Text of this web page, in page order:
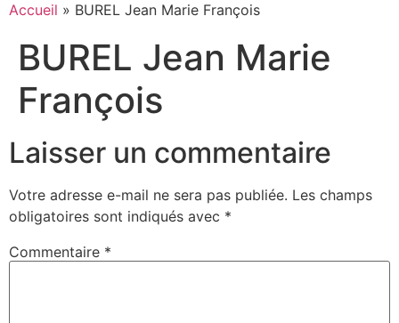
Accueil » BUREL Jean Marie François
BUREL Jean Marie
François
Laisser un commentaire
Votre adresse e-mail ne sera pas publiée. Les champs
obligatoires sont indiqués avec *
Commentaire *